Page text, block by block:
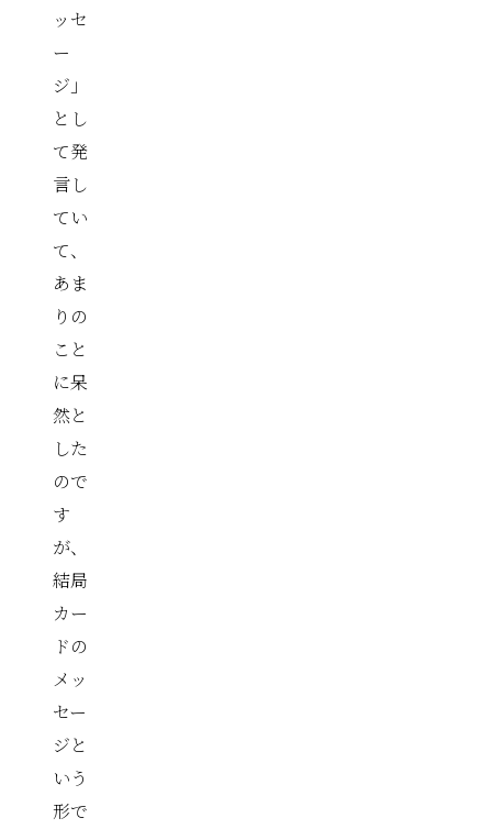
ッセ
ー
ジ」
とし
て発
言し
てい
て、
あま
りの
こと
に呆
然と
した
ので
す
が、
結局
カー
ドの
メッ
セー
ジと
いう
形で